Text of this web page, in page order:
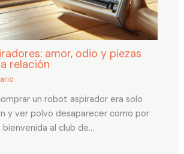
amor, odio y piezas
relación
un robot aspirador era solo
y ver polvo desaparecer como por
al club de…